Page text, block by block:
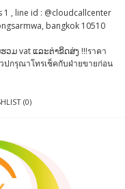
1 , line id : @cloudcallcenter
bangkok 10510
ວມ vat ແລະຕ່າຂິດສ່ງ !!!ราคา
ปกรุณาโทรเช็คกับฝ่ายขายก่อน
(0)